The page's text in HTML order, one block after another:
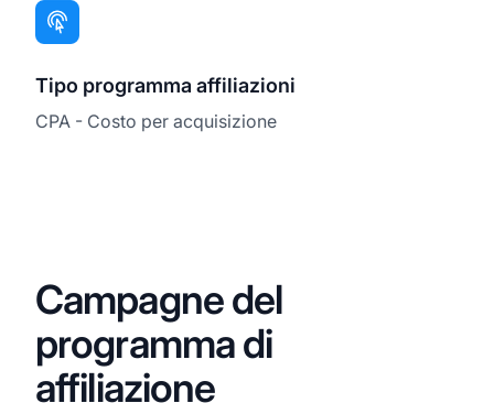
Tipo programma affiliazioni
CPA - Costo per acquisizione
Campagne del
programma di
affiliazione